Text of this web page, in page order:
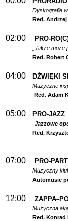
Dyskografie
Red.
02:00 PRO-
„Jakże
Red. Robert
04:00 DŹWIĘKI
Muzyczne
Red. Adam
05:00 PRO-JAZZ
Jazzowe
Red.
07:00 PRO-
Muzyczny
Automusic
12:00 ZAPPA–
Muzyczna
Red. Konrad